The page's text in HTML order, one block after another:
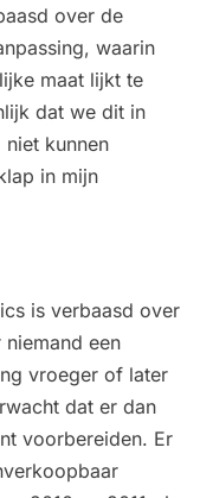
over de
waarin
maat lijkt te
dat we dit in
kunnen
in mijn
is verbaasd over
een
vroeger of later
dat er dan
voorbereiden. Er